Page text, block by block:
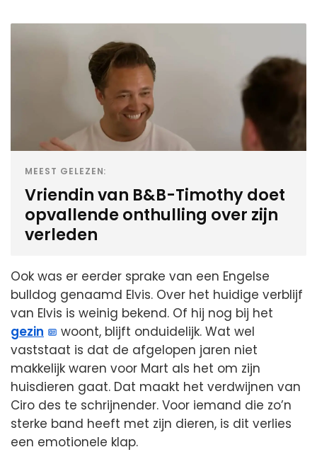
MEEST GELEZEN:
Vriendin van B&B-Timothy doet
opvallende onthulling over zijn
verleden
Ook was er eerder sprake van een Engelse
bulldog genaamd Elvis. Over het huidige verblijf
van Elvis is weinig bekend. Of hij nog bij het
gezin
woont, blijft onduidelijk. Wat wel
vaststaat is dat de afgelopen jaren niet
makkelijk waren voor Mart als het om zijn
huisdieren gaat. Dat maakt het verdwijnen van
Ciro des te schrijnender. Voor iemand die zo’n
sterke band heeft met zijn dieren, is dit verlies
een emotionele klap.